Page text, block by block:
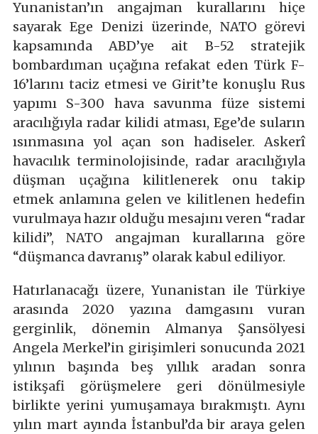
Yunanistan’ın angajman kurallarını hiçe
sayarak Ege Denizi üzerinde, NATO görevi
kapsamında ABD’ye ait B-52 stratejik
bombardıman uçağına refakat eden Türk F-
16’larını taciz etmesi ve Girit’te konuşlu Rus
yapımı S-300 hava savunma füze sistemi
aracılığıyla radar kilidi atması, Ege’de suların
ısınmasına yol açan son hadiseler. Askerî
havacılık terminolojisinde, radar aracılığıyla
düşman uçağına kilitlenerek onu takip
etmek anlamına gelen ve kilitlenen hedefin
vurulmaya hazır olduğu mesajını veren “radar
kilidi”, NATO angajman kurallarına göre
“düşmanca davranış” olarak kabul ediliyor.
Hatırlanacağı üzere, Yunanistan ile Türkiye
arasında 2020 yazına damgasını vuran
gerginlik, dönemin Almanya Şansölyesi
Angela Merkel’in girişimleri sonucunda 2021
yılının başında beş yıllık aradan sonra
istikşafi görüşmelere geri dönülmesiyle
birlikte yerini yumuşamaya bırakmıştı. Aynı
yılın mart ayında İstanbul’da bir araya gelen